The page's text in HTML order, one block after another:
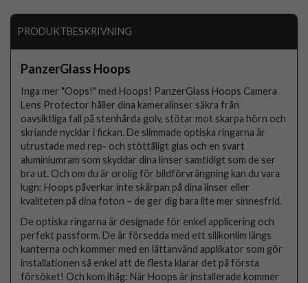
PRODUKTBESKRIVNING
PanzerGlass Hoops
Inga mer "Oops!" med Hoops! PanzerGlass Hoops Camera
Lens Protector håller dina kameralinser säkra från
oavsiktliga fall på stenhårda golv, stötar mot skarpa hörn och
skriande nycklar i fickan. De slimmade optiska ringarna är
utrustade med rep- och stöttåligt glas och en svart
aluminiumram som skyddar dina linser samtidigt som de ser
bra ut. Och om du är orolig för bildförvrängning kan du vara
lugn: Hoops påverkar inte skärpan på dina linser eller
kvaliteten på dina foton – de ger dig bara lite mer sinnesfrid.
De optiska ringarna är designade för enkel applicering och
perfekt passform. De är försedda med ett silikonlim längs
kanterna och kommer med en lättanvänd applikator som gör
installationen så enkel att de flesta klarar det på första
försöket! Och kom ihåg: När Hoops är installerade kommer